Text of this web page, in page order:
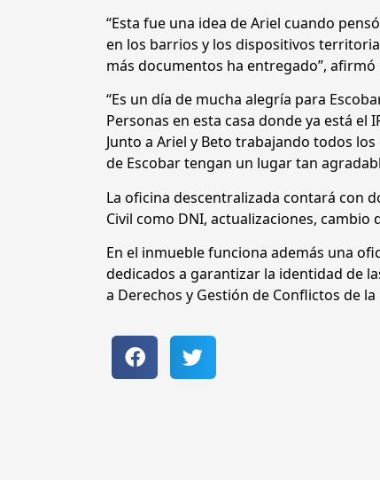
“Esta fue una idea de Ariel cuando
en los barrios y los dispositivos
más documentos ha entregado”, afirmó
“Es un día de mucha alegría para
Personas en esta casa donde ya está
Junto a Ariel y Beto trabajando todos
de Escobar tengan un lugar tan
La oficina descentralizada contará con
Civil como DNI, actualizaciones,
En el inmueble funciona además una
dedicados a garantizar la identidad de
a Derechos y Gestión de Conflictos de